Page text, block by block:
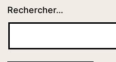
Rechercher…